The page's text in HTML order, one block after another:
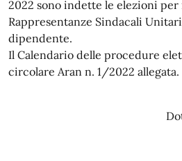
2022 sono indette le elezioni
Rappresentanze Sindacali
dipendente.
Il Calendario delle procedure
circolare Aran n. 1/2022 allegata.